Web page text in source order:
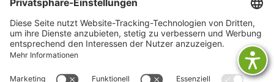
Impressum
Datenschutz
Barrierefreiheitserklärung